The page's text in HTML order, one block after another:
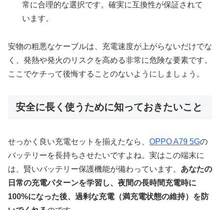
常に合理的な選択です。確実に互換性が保証されて
います。
安物の粗悪なケーブルは、充電速度が上がらないだけでな
く、発熱や発火のリスクを高める非常に危険な要素です。
ここでケチって後悔することのないようにしましょう。
安全に長く使うために知っておきたいこと
せっかく良い充電セットを揃えたなら、 OPPO A79 5Gの
バッテリーを長持ちさせたいですよね。実はこの端末に
は、賢いバッテリー保護機能が備わっています。 あなたの
日常の充電パターンを学習し、夜間の長時間充電時に
100%になった後、過剰な充電（満充電状態の維持）を防